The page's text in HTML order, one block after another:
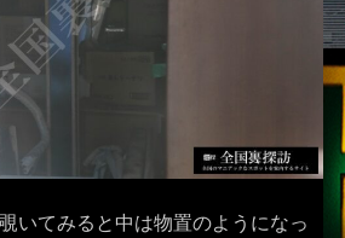
いてみると中は物置のようになっ